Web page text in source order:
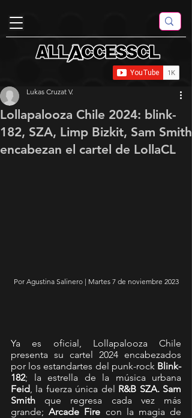
Lollapalooza Chile 2024: blink-
182, SZA, Limp Bizkit, Sam Smith
encabezan el cartel de LollaCL
Lukas Cruzat V.
Por Agustina Salinero | Martes 7 de noviembre 2023
Ya es oficial, Lollapalooza Chile
presenta su cartel 2024 encabezados
por los estandartes del punk-rock Blink-
182
Feid , la fuerza única del R&B SZA. Sam
Smith que regresa cada vez más
grande; Arcade Fire con la magia de